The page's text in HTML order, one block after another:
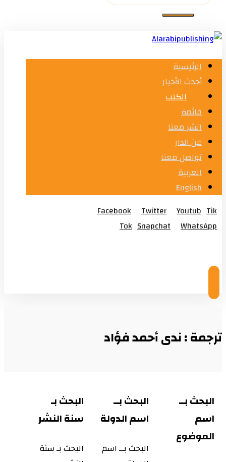
الرئيسية
أحدث الأخبار
الكتب
قائمة
انشر معنا
عن الدار
تواصل معنا
العربية
English
Facebook
Twitter Youtub Tik
Tok Snapchat
WhatsApp
ترجمة : ندى أحمد فؤاد
البحث بــ
اسم
الموضوع
البحث بــ
اسم الدولة
البحث بــ اسم
البحث بـ
سنة النشر
البحث بـ سنة